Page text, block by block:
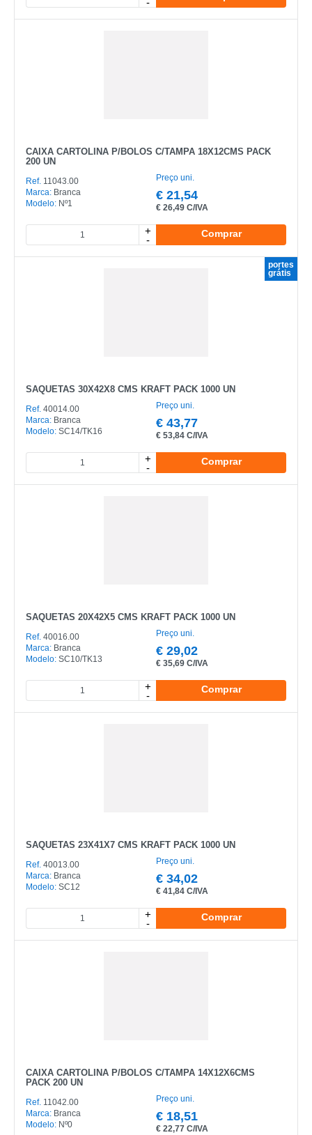
CAIXA CARTOLINA P/BOLOS C/TAMPA 18X12CMS PACK
200 UN
Ref. 11043.00
Marca: Branca
Modelo: Nº1
Preço uni.
€ 21,54
€ 26,49 C/IVA
+
-
Comprar
SAQUETAS 30X42X8 CMS KRAFT PACK 1000 UN
Ref. 40014.00
Marca: Branca
Modelo: SC14/TK16
Preço uni.
€ 43,77
€ 53,84 C/IVA
+
-
Comprar
portes
grátis
SAQUETAS 20X42X5 CMS KRAFT PACK 1000 UN
Ref. 40016.00
Marca: Branca
Modelo: SC10/TK13
Preço uni.
€ 29,02
€ 35,69 C/IVA
+
-
Comprar
SAQUETAS 23X41X7 CMS KRAFT PACK 1000 UN
Ref. 40013.00
Marca: Branca
Modelo: SC12
Preço uni.
€ 34,02
€ 41,84 C/IVA
+
-
Comprar
CAIXA CARTOLINA P/BOLOS C/TAMPA 14X12X6CMS
PACK 200 UN
Ref. 11042.00
Marca: Branca
Modelo: Nº0
Preço uni.
€ 18,51
€ 22,77 C/IVA
EAN